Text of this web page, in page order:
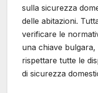
sulla sicurezza
delle abitazioni.
verificare le
una chiave
rispettare tutte le
di sicurezza